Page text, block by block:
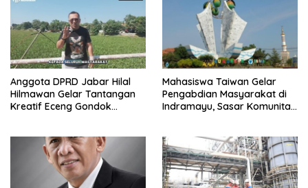
Anggota DPRD Jabar Hilal
Hilmawan Gelar Tantangan
Kreatif Eceng Gondok
Mahasiswa Taiwan Gelar
Pengabdian Masyarakat di
Indramayu, Sasar Komunitas